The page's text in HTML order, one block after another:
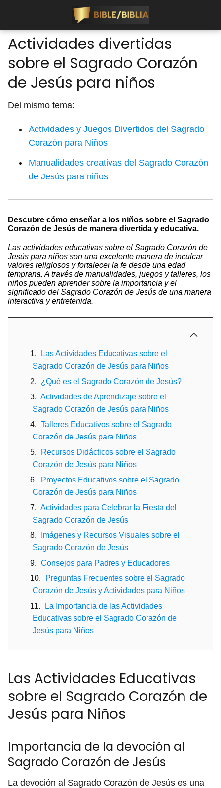
Actividades divertidas
sobre el Sagrado Corazón
de Jesús para niños
Del mismo tema:
Actividades y Juegos Divertidos del Sagrado
Corazón para Niños
Manualidades creativas del Sagrado Corazón
de Jesús para niños
Descubre cómo enseñar a los niños sobre el Sagrado
Corazón de Jesús de manera divertida y educativa.
Las actividades educativas sobre el Sagrado Corazón de
Jesús para niños son una excelente manera de inculcar
valores religiosos y fortalecer la fe desde una edad
temprana. A través de manualidades, juegos y talleres, los
niños pueden aprender sobre la importancia y el
significado del Sagrado Corazón de Jesús de una manera
interactiva y entretenida.
Las Actividades Educativas sobre el
Sagrado Corazón de Jesús para Niños
¿Qué es el Sagrado Corazón de Jesús?
Actividades de Aprendizaje sobre el
Sagrado Corazón de Jesús para Niños
Talleres Educativos sobre el Sagrado
Corazón de Jesús para Niños
Recursos Didácticos sobre el Sagrado
Corazón de Jesús para Niños
Proyectos Educativos sobre el Sagrado
Corazón de Jesús para Niños
Actividades para Celebrar la Fiesta del
Sagrado Corazón de Jesús
Imágenes y Recursos Visuales sobre el
Sagrado Corazón de Jesús
Consejos para Padres y Educadores
Preguntas Frecuentes sobre el Sagrado
Corazón de Jesús y Actividades para Niños
La Importancia de las Actividades
Educativas sobre el Sagrado Corazón de
Jesús para Niños
Las Actividades Educativas
sobre el Sagrado Corazón de
Jesús para Niños
Importancia de la devoción al
Sagrado Corazón de Jesús
La devoción al Sagrado Corazón de Jesús es una